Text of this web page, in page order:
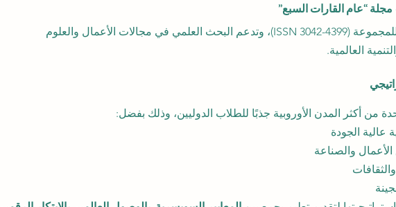
المنشور العلمي الرسمي للمجموعة (ISSN 3042-4399)، وتدعم البحث العلمي في مجالات الأعمال والعلوم
العالمية.
من أكثر المدن الأوروبية جذبًا للطلاب الدوليين، وذلك بفضل:
عالية الجودة
والصناعة